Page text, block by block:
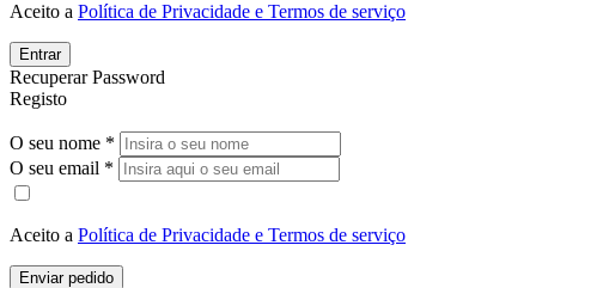
Aceito a Política de Privacidade e Termos de serviço
Entrar
Recuperar Password
Registo
O seu nome *
O seu email *
Aceito a Política de Privacidade e Termos de serviço
Enviar pedido